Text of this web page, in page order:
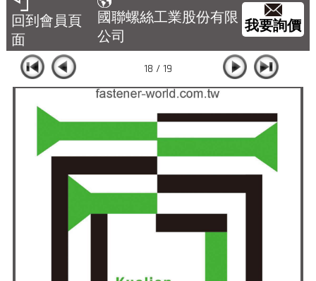
回到會員頁
面
國聯螺絲工業股份有限
公司
我要詢價
18 / 19